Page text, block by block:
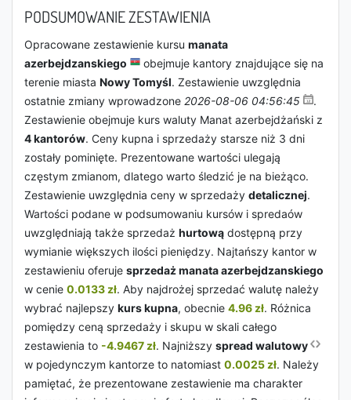
PODSUMOWANIE ZESTAWIENIA
Opracowane zestawienie kursu manata
azerbejdzanskiego
obejmuje kantory znajdujące się na
terenie miasta Nowy Tomyśl. Zestawienie uwzględnia
ostatnie zmiany wprowadzone 2026-08-06 04:56:45
.
Zestawienie obejmuje kurs waluty Manat azerbejdżański z
4 kantorów. Ceny kupna i sprzedaży starsze niż 3 dni
zostały pominięte. Prezentowane wartości ulegają
częstym zmianom, dlatego warto śledzić je na bieżąco.
Zestawienie uwzględnia ceny w sprzedaży detalicznej.
Wartości podane w podsumowaniu kursów i spredaów
uwzględniają także sprzedaż hurtową dostępną przy
wymianie większych ilości pieniędzy. Najtańszy kantor w
zestawieniu oferuje sprzedaż manata azerbejdzanskiego
w cenie 0.0133 zł. Aby najdrożej sprzedać walutę należy
wybrać najlepszy kurs kupna, obecnie 4.96 zł. Różnica
pomiędzy ceną sprzedaży i skupu w skali całego
zestawienia to -4.9467 zł. Najniższy spread walutowy
w pojedynczym kantorze to natomiast 0.0025 zł. Należy
pamiętać, że prezentowane zestawienie ma charakter